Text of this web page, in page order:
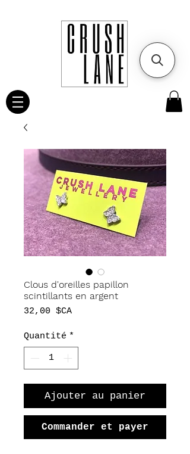
Clous d'oreilles papillon
scintillants en argent
32,00 $CAPrix
Quantité *
Ajouter au panier
Commander et payer